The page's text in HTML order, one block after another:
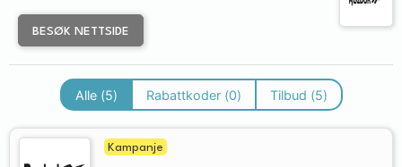
BESØK NETTSIDE
Alle (5) Rabattkoder (0) Tilbud (5)
Kampanje